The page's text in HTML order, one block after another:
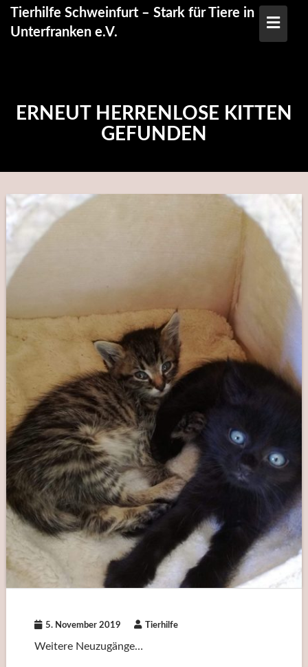
Skip
content
Tierhilfe Schweinfurt – Stark für Tiere in
Unterfranken e.V.
ERNEUT HERRENLOSE KITTEN
GEFUNDEN
5. November 2019 Tierhilfe
Weitere Neuzugänge…